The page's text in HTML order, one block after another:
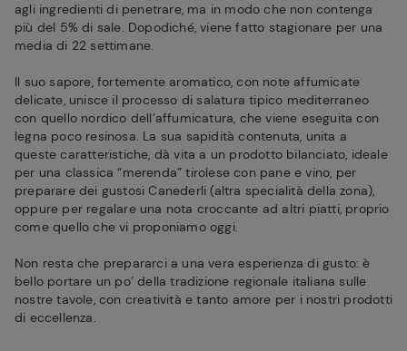
agli ingredienti di penetrare, ma in modo che non contenga
più del 5% di sale. Dopodiché, viene fatto stagionare per una
media di 22 settimane.
Il suo sapore, fortemente aromatico, con note affumicate
delicate, unisce il processo di salatura tipico mediterraneo
con quello nordico dell’affumicatura, che viene eseguita con
legna poco resinosa. La sua sapidità contenuta, unita a
queste caratteristiche, dà vita a un prodotto bilanciato, ideale
per una classica “merenda” tirolese con pane e vino, per
preparare dei gustosi Canederli (altra specialità della zona),
oppure per regalare una nota croccante ad altri piatti, proprio
come quello che vi proponiamo oggi.
Non resta che prepararci a una vera esperienza di gusto: è
bello portare un po’ della tradizione regionale italiana sulle
nostre tavole, con creatività e tanto amore per i nostri prodotti
di eccellenza.